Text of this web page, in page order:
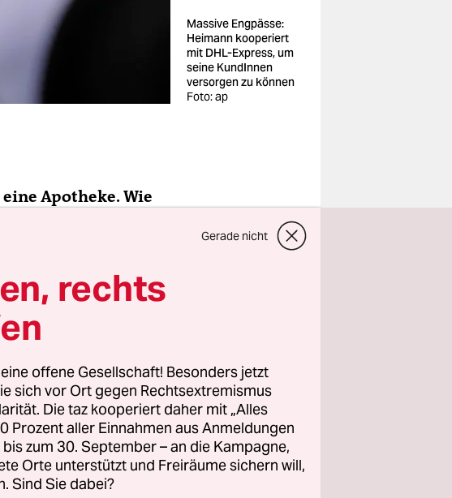
Massive Engpässe:
Heimann kooperiert
mit DHL-Express, um
seine KundInnen
versorgen zu können
Foto: ap
­Apotheke. Wie
werden
gibt es fünf
25 Sorten. Im
und
Cannabispflanze hat
Gerade nicht
rechts
offene Gesellschaft! Besonders jetzt
sich vor Ort gegen Rechtsextremismus
Die taz kooperiert daher mit „Alles
Prozent aller Einnahmen aus Anmeldungen
zum 30. September – an die Kampagne,
Orte unterstützt und Freiräume sichern will,
Sind Sie dabei?